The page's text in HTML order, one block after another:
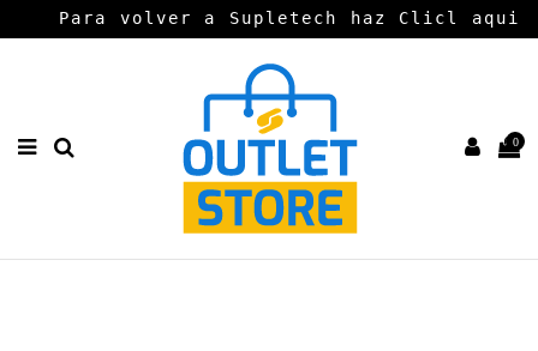
Para volver a Supletech haz Clicl aqui
0